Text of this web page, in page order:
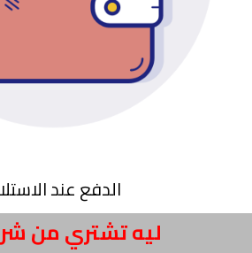
الدفع عند
ليه تشتري من